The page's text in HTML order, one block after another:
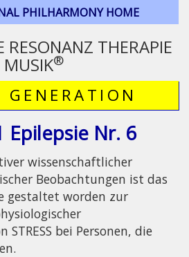
PHILHARMONY HOME
RESONANZ THERAPIE
MUSIK®
GENERATION
Epilepsie Nr. 6
wissenschaftlicher
Beobachtungen ist das
gestaltet worden zur
bei Personen, die